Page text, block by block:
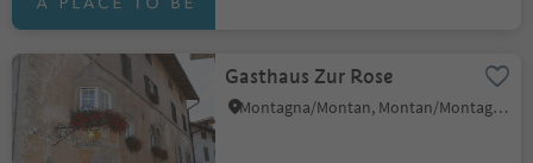
Gasthaus Zur Rose
Montagna/Montan, Montan/Montagna, Alto Adige Wine Road